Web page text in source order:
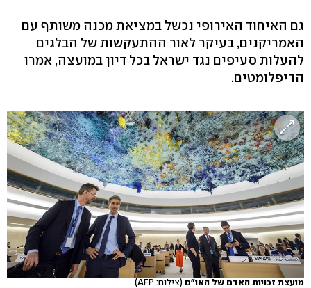
גם האיחוד האירופי נכשל במציאת מכנה משותף עם
האמריקנים, בעיקר לאור ההתעקשות של הבלגים
להעלות סעיפים נגד ישראל בכל דיון במועצה, אמרו
הדיפלומטים.
מועצת זכויות האדם של האו"ם (צילום: AFP)